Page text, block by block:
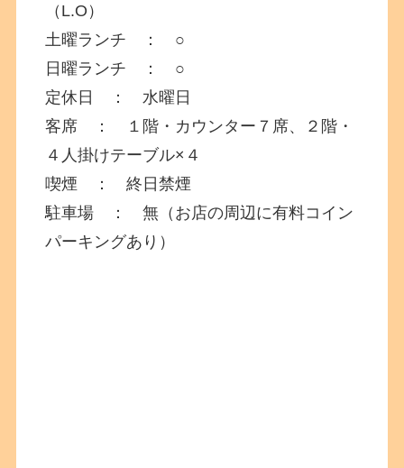
（L.O）
土曜ランチ ： ○
日曜ランチ ： ○
定休日 ： 水曜日
客席 ： １階・カウンター７席、２階・
４人掛けテーブル×４
喫煙 ： 終日禁煙
駐車場 ： 無（お店の周辺に有料コイン
パーキングあり）